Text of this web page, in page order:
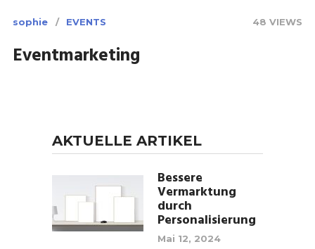
sophie EVENTS 48 VIEWS
Eventmarketing
AKTUELLE ARTIKEL
Bessere
Vermarktung
durch
Personalisierung
Mai 12, 2024